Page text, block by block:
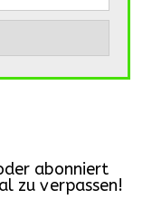
abonniert
zu verpassen!